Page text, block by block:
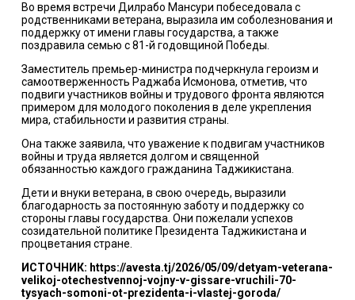
Во время встречи Дилрабо Мансури побеседовала с
родственниками ветерана, выразила им соболезнования и
поддержку от имени главы государства, а также
поздравила семью с 81-й годовщиной Победы.
Заместитель премьер-министра подчеркнула героизм и
самоотверженность Раджаба Исмонова, отметив, что
подвиги участников войны и трудового фронта являются
примером для молодого поколения в деле укрепления
мира, стабильности и развития страны.
Она также заявила, что уважение к подвигам участников
войны и труда является долгом и священной
обязанностью каждого гражданина Таджикистана.
Дети и внуки ветерана, в свою очередь, выразили
благодарность за постоянную заботу и поддержку со
стороны главы государства. Они пожелали успехов
созидательной политике Президента Таджикистана и
процветания стране.
ИСТОЧНИК: https://avesta.tj/2026/05/09/detyam-veterana-
velikoj-otechestvennoj-vojny-v-gissare-vruchili-70-
tysyach-somoni-ot-prezidenta-i-vlastej-goroda/